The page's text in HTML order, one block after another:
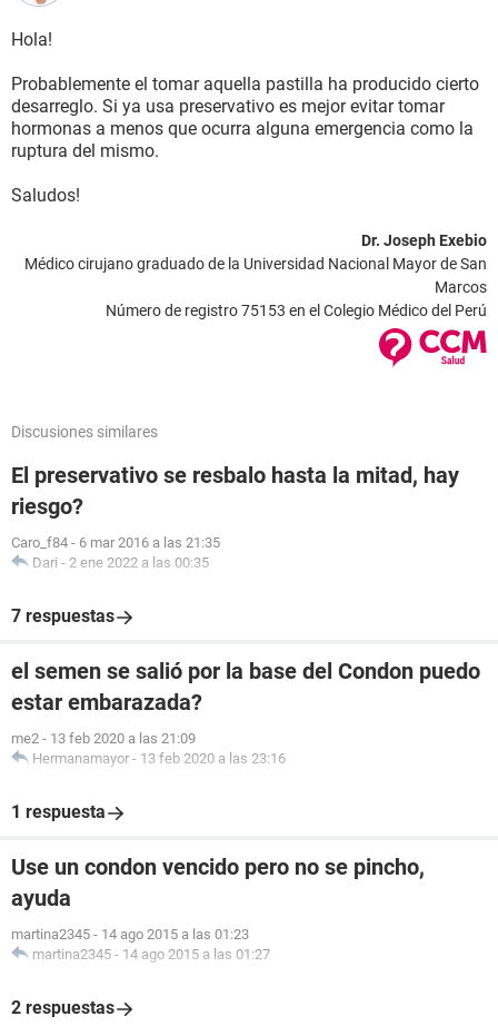
Hola!
Probablemente el tomar aquella pastilla ha producido cierto
desarreglo. Si ya usa preservativo es mejor evitar tomar
hormonas a menos que ocurra alguna emergencia como la
ruptura del mismo.
Saludos!
Dr. Joseph Exebio
Médico cirujano graduado de la Universidad Nacional Mayor de San
Marcos
Número de registro 75153 en el Colegio Médico del Perú
Discusiones similares
El preservativo se resbalo hasta la mitad, hay
riesgo?
Caro_f84 - 6 mar 2016 a las 21:35
Dari - 2 ene 2022 a las 00:35
7 respuestas
el semen se salió por la base del Condon puedo
estar embarazada?
me2 - 13 feb 2020 a las 21:09
Hermanamayor - 13 feb 2020 a las 23:16
1 respuesta
Use un condon vencido pero no se pincho,
ayuda
martina2345 - 14 ago 2015 a las 01:23
martina2345 - 14 ago 2015 a las 01:27
2 respuestas